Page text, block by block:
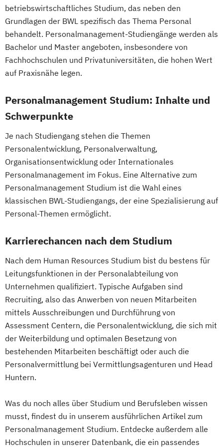
betriebswirtschaftliches Studium, das neben den
Grundlagen der BWL spezifisch das Thema Personal
behandelt. Personalmanagement-Studiengänge werden als
Bachelor und Master angeboten, insbesondere von
Fachhochschulen und Privatuniversitäten, die hohen Wert
auf Praxisnähe legen.
Personalmanagement Studium: Inhalte und
Schwerpunkte
Je nach Studiengang stehen die Themen
Personalentwicklung, Personalverwaltung,
Organisationsentwicklung oder Internationales
Personalmanagement im Fokus. Eine Alternative zum
Personalmanagement Studium ist die Wahl eines
klassischen BWL-Studiengangs, der eine Spezialisierung auf
Personal-Themen ermöglicht.
Karrierechancen nach dem Studium
Nach dem Human Resources Studium bist du bestens für
Leitungsfunktionen in der Personalabteilung von
Unternehmen qualifiziert. Typische Aufgaben sind
Recruiting, also das Anwerben von neuen Mitarbeiten
mittels Ausschreibungen und Durchführung von
Assessment Centern, die Personalentwicklung, die sich mit
der Weiterbildung und optimalen Besetzung von
bestehenden Mitarbeiten beschäftigt oder auch die
Personalvermittlung bei Vermittlungsagenturen und Head
Huntern.
Was du noch alles über Studium und Berufsleben wissen
musst, findest du in unserem ausführlichen Artikel zum
Personalmanagement Studium. Entdecke außerdem alle
Hochschulen in unserer Datenbank, die ein passendes